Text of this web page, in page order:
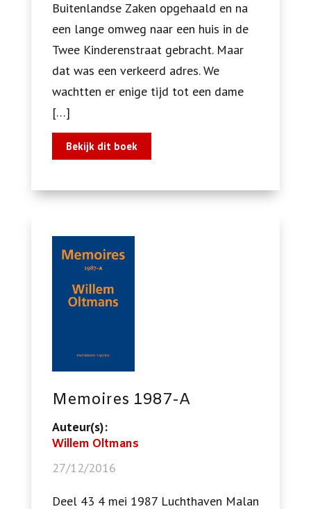
Buitenlandse Zaken opgehaald en na
een lange omweg naar een huis in de
Twee Kinderenstraat gebracht. Maar
dat was een verkeerd adres. We
wachtten er enige tijd tot een dame
[…]
Bekijk dit boek
Memoires 1987-A
Auteur(s):
Willem Oltmans
27/12/2016
Deel 43 4 mei 1987 Luchthaven Malan